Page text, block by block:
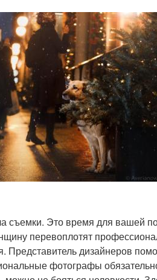
съемки. Это время для вашей
перевоплотят
дизайнеров
фотографы